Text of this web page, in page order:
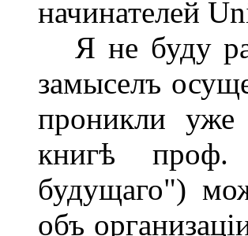
начинателей
Я не буду
замыселъ
проникли
книгѣ
будущаго")
объ